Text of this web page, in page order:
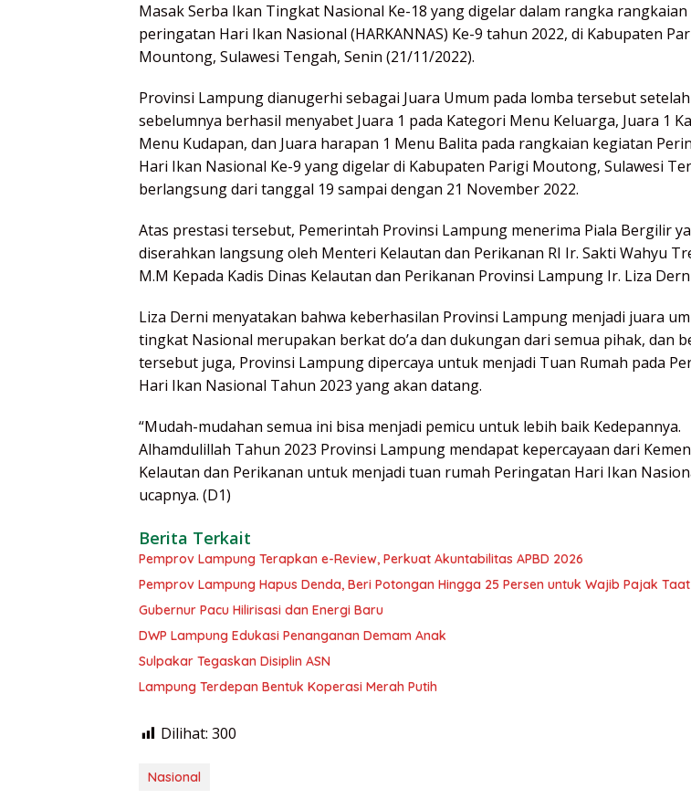
Masak Serba Ikan Tingkat Nasional Ke-18 yang digelar dalam rangka
peringatan Hari Ikan Nasional (HARKANNAS) Ke-9 tahun 2022, di Kabupaten
Mountong, Sulawesi Tengah, Senin (21/11/2022).
Provinsi Lampung dianugerhi sebagai Juara Umum pada lomba tersebut setelah
sebelumnya berhasil menyabet Juara 1 pada Kategori Menu Keluarga, Juara 1
Menu Kudapan, dan Juara harapan 1 Menu Balita pada rangkaian kegiatan
Hari Ikan Nasional Ke-9 yang digelar di Kabupaten Parigi Moutong, Sulawesi
berlangsung dari tanggal 19 sampai dengan 21 November 2022.
Atas prestasi tersebut, Pemerintah Provinsi Lampung menerima Piala Bergilir
diserahkan langsung oleh Menteri Kelautan dan Perikanan RI Ir. Sakti Wahyu
M.M Kepada Kadis Dinas Kelautan dan Perikanan Provinsi Lampung Ir. Liza
Liza Derni menyatakan bahwa keberhasilan Provinsi Lampung menjadi juara
tingkat Nasional merupakan berkat do’a dan dukungan dari semua pihak, dan
tersebut juga, Provinsi Lampung dipercaya untuk menjadi Tuan Rumah pada
Hari Ikan Nasional Tahun 2023 yang akan datang.
“Mudah-mudahan semua ini bisa menjadi pemicu untuk lebih baik Kedepannya.
Alhamdulillah Tahun 2023 Provinsi Lampung mendapat kepercayaan dari
Kelautan dan Perikanan untuk menjadi tuan rumah Peringatan Hari Ikan
ucapnya. (D1)
Berita Terkait
Pemprov Lampung Terapkan e-Review, Perkuat Akuntabilitas APBD 2026
Pemprov Lampung Hapus Denda, Beri Potongan Hingga 25 Persen untuk Wajib Pajak Taat
Gubernur Pacu Hilirisasi dan Energi Baru
DWP Lampung Edukasi Penanganan Demam Anak
Sulpakar Tegaskan Disiplin ASN
Lampung Terdepan Bentuk Koperasi Merah Putih
Dilihat: 300
Nasional